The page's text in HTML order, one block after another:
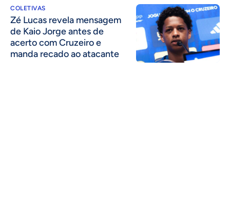
COLETIVAS
Zé Lucas revela mensagem
de Kaio Jorge antes de
acerto com Cruzeiro e
manda recado ao atacante